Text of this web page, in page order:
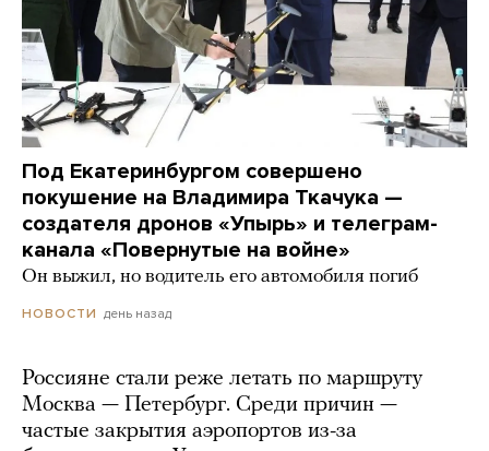
Под Екатеринбургом совершено
покушение на Владимира Ткачука —
создателя дронов «Упырь» и телеграм-
канала «Повернутые на войне»
Он выжил, но водитель его автомобиля погиб
НОВОСТИ день назад
Россияне стали реже летать по маршруту
Москва — Петербург. Среди причин —
частые закрытия аэропортов из-за